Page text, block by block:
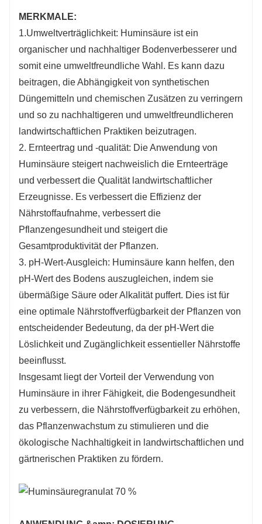
MERKMALE:
1.Umweltverträglichkeit: Huminsäure ist ein
organischer und nachhaltiger Bodenverbesserer und
somit eine umweltfreundliche Wahl. Es kann dazu
beitragen, die Abhängigkeit von synthetischen
Düngemitteln und chemischen Zusätzen zu verringern
und so zu nachhaltigeren und umweltfreundlicheren
landwirtschaftlichen Praktiken beizutragen.
2. Ernteertrag und -qualität: Die Anwendung von
Huminsäure steigert nachweislich die Ernteerträge
und verbessert die Qualität landwirtschaftlicher
Erzeugnisse. Es verbessert die Effizienz der
Nährstoffaufnahme, verbessert die
Pflanzengesundheit und steigert die
Gesamtproduktivität der Pflanzen.
3. pH-Wert-Ausgleich: Huminsäure kann helfen, den
pH-Wert des Bodens auszugleichen, indem sie
übermäßige Säure oder Alkalität puffert. Dies ist für
eine optimale Nährstoffverfügbarkeit der Pflanzen von
entscheidender Bedeutung, da der pH-Wert die
Löslichkeit und Zugänglichkeit essentieller Nährstoffe
beeinflusst.
Insgesamt liegt der Vorteil der Verwendung von
Huminsäure in ihrer Fähigkeit, die Bodengesundheit
zu verbessern, die Nährstoffverfügbarkeit zu erhöhen,
das Pflanzenwachstum zu stimulieren und die
ökologische Nachhaltigkeit in landwirtschaftlichen und
gärtnerischen Praktiken zu fördern.